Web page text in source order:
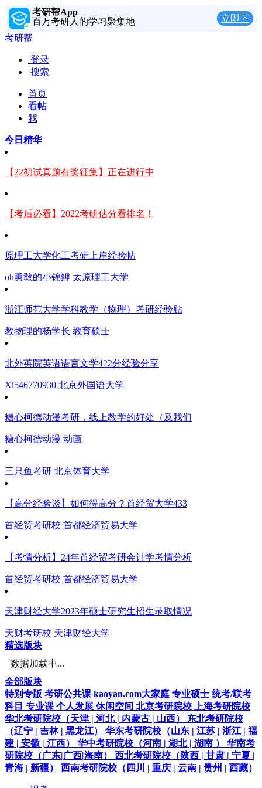
考研帮App
百万考研人的学习聚集地
立即下
考研帮
登录
搜索
首页
看帖
我
今日精华
【22初试真题有奖征集】正在进行中
【考后必看】2022考研估分看排名！
原理工大学化工考研上岸经验帖
oh勇敢的小锦鲤 太原理工大学
浙江师范大学学科教学（物理）考研经验贴
教物理的杨学长 教育硕士
北外英院英语语言文学422分经验分享
Xi546770930 北京外国语大学
糖心柯德动漫考研，线上教学的好处（及我们
糖心柯德动漫 动画
三只鱼考研 北京体育大学
【高分经验谈】如何得高分？首经贸大学433
首经贸考研校 首都经济贸易大学
【考情分析】24年首经贸考研会计学考情分析
首经贸考研校 首都经济贸易大学
天津财经大学2023年硕士研究生招生录取情况
天财考研校 天津财经大学
精选版块
数据加载中...
全部版块
特别专版 考研公共课 kaoyan.com大家庭 专业硕士 统考/联考
科目 专业课 个人发展 休闲空间 北京考研院校
上海考研院校
华北考研院校（天津 | 河北 | 内蒙古 | 山西）
东北考研院校
（辽宁 | 吉林 | 黑龙江）
华东考研院校（山东 | 江苏 | 浙江 | 福
建 | 安徽 | 江西）
华中考研院校（河南 | 湖北 | 湖南 ）
华南考
研院校（广东|广西|海南）
西北考研院校（陕西 | 甘肃 | 宁夏 |
青海 | 新疆）
西南考研院校（四川 | 重庆 | 云南 | 贵州 | 西藏）